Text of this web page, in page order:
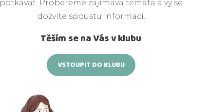
potkávat. Probereme zajímavá témata a vy se
dozvíte spoustu informací.
Těším se na Vás v klubu
VSTOUPIT DO KLUBU